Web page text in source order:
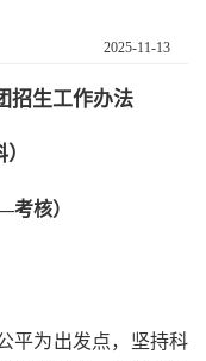
2025-11-13
招生工作办法
考核）
平为出发点，坚持科